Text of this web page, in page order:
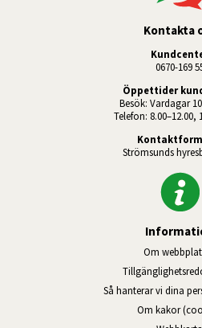
Kontakta
0670-169
Öppettider
Besök: Vardagar
Telefon: 8.00–12.00,
Strömsunds
Om
Så hanterar vi dina
Om kakor